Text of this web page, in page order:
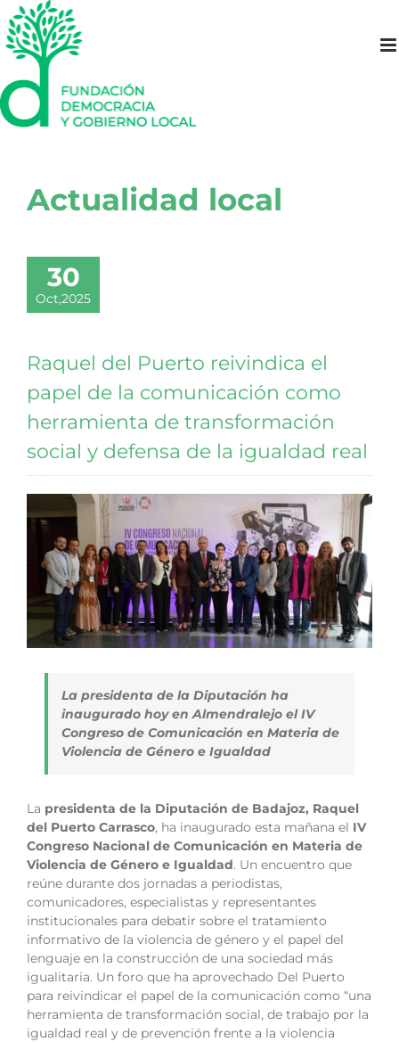
Saltar
al
contenido
Actualidad local
30
Oct,2025
Raquel del Puerto reivindica el
papel de la comunicación como
herramienta de transformación
social y defensa de la igualdad real
La presidenta de la Diputación ha
inaugurado hoy en Almendralejo el IV
Congreso de Comunicación en Materia de
Violencia de Género e Igualdad
La presidenta de la Diputación de Badajoz, Raquel
del Puerto Carrasco, ha inaugurado esta mañana el IV
Congreso Nacional de Comunicación en Materia de
Violencia de Género e Igualdad. Un encuentro que
reúne durante dos jornadas a periodistas,
comunicadores, especialistas y representantes
institucionales para debatir sobre el tratamiento
informativo de la violencia de género y el papel del
lenguaje en la construcción de una sociedad más
igualitaria. Un foro que ha aprovechado Del Puerto
para reivindicar el papel de la comunicación como “una
herramienta de transformación social, de trabajo por la
igualdad real y de prevención frente a la violencia